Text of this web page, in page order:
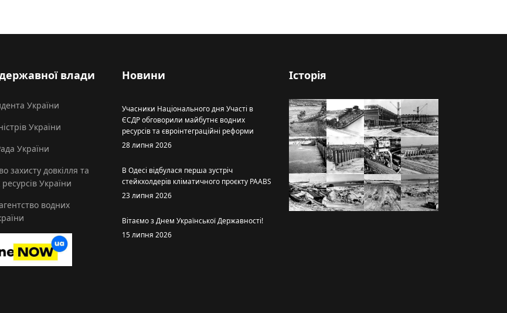
влади
України
України
України
захисту довкілля та
України
водних
Новини
Учасники Національного дня Участі в
ЄСДР обговорили майбутнє водних
ресурсів та євроінтеграційні реформи
28 липня 2026
В Одесі відбулася перша зустріч
стейкхолдерів кліматичного проєкту PAABS
23 липня 2026
Вітаємо з Днем Української Державності!
15 липня 2026
Історія